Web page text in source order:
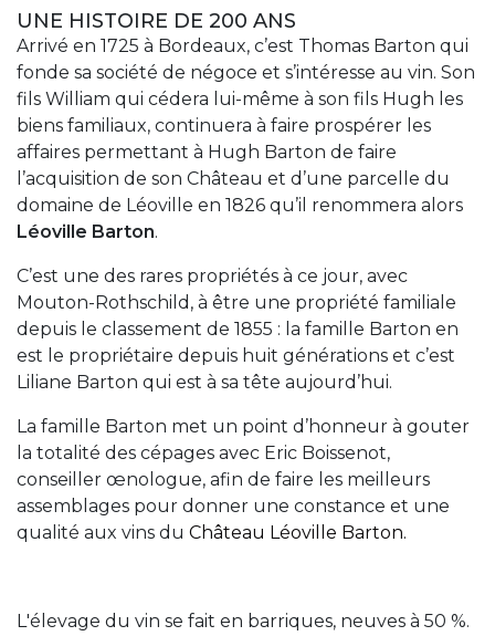
UNE HISTOIRE DE 200 ANS
Arrivé en 1725 à Bordeaux, c’est Thomas Barton qui
fonde sa société de négoce et s’intéresse au vin. Son
fils William qui cédera lui-même à son fils Hugh les
biens familiaux, continuera à faire prospérer les
affaires permettant à Hugh Barton de faire
l’acquisition de son Château et d’une parcelle du
domaine de Léoville en 1826 qu’il renommera alors
Léoville Barton.
C’est une des rares propriétés à ce jour, avec
Mouton-Rothschild, à être une propriété familiale
depuis le classement de 1855 : la famille Barton en
est le propriétaire depuis huit générations et c’est
Liliane Barton qui est à sa tête aujourd’hui.
La famille Barton met un point d’honneur à gouter
la totalité des cépages avec Eric Boissenot,
conseiller œnologue, afin de faire les meilleurs
assemblages pour donner une constance et une
qualité aux vins du Château Léoville Barton.
L'élevage du vin se fait en barriques, neuves à 50 %.